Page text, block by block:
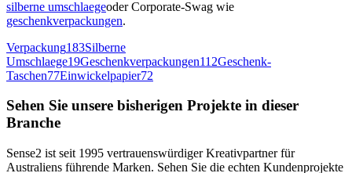
silberne umschlaegeoder Corporate-Swag wie
geschenkverpackungen.
Verpackung183Silberne
Umschlaege19Geschenkverpackungen112Geschenk-
Taschen77Einwickelpapier72
Sehen Sie unsere bisherigen Projekte in dieser
Branche
Sense2 ist seit 1995 vertrauenswürdiger Kreativpartner für
Australiens führende Marken. Sehen Sie die echten Kundenprojekte